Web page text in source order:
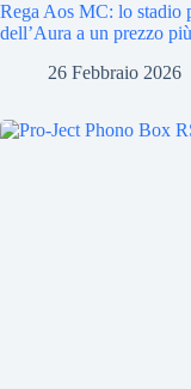
Rega Aos MC: lo
dell’Aura a un prezzo
26 Febbraio 2026